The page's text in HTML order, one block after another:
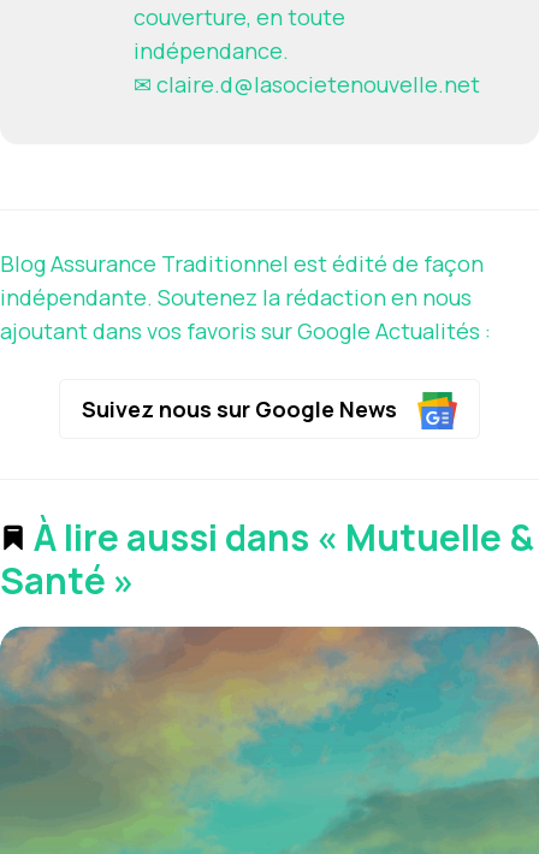
couverture, en toute
indépendance.
✉ claire.d@lasocietenouvelle.net
Blog Assurance Traditionnel est édité de façon
indépendante. Soutenez la rédaction en nous
ajoutant dans vos favoris sur Google Actualités :
Suivez nous sur Google News
À lire aussi dans « Mutuelle &
Santé »